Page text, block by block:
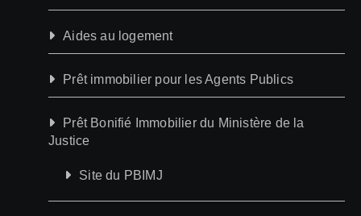
Aides au logement
Prêt immobilier pour les Agents Publics
Prêt Bonifié Immobilier du Ministère de la
Justice
Site du PBIMJ